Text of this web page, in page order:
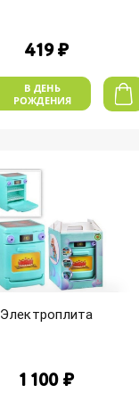
419 ₽
В ДЕНЬ
РОЖДЕНИЯ
Электроплита
1 100 ₽